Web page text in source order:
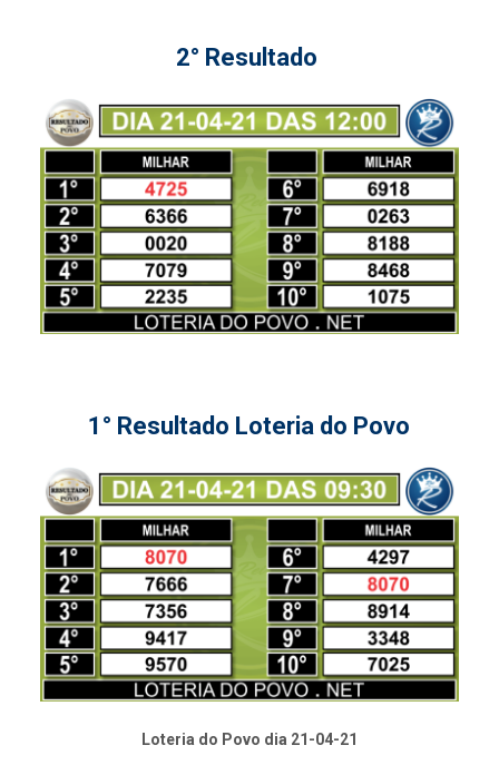
2° Resultado
1° Resultado Loteria do Povo
Loteria do Povo dia 21-04-21